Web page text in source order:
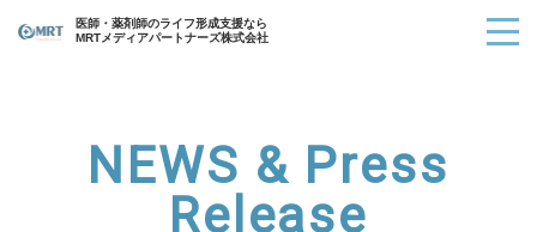
医師・薬剤師のライフ形成支援なら
MRTメディアパートナーズ株式会社
NEWS & Press
Release